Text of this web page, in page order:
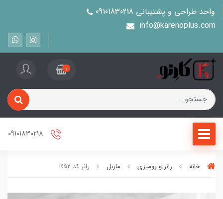
واحد طراحی و پشتیبانی 09101830218
info@karenoplus.com
0
خانه رانر و رومیزی ماربل رانر کد R52